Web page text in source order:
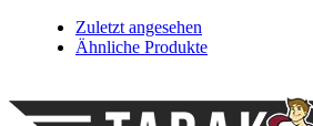
Zuletzt angesehen
Ähnliche Produkte